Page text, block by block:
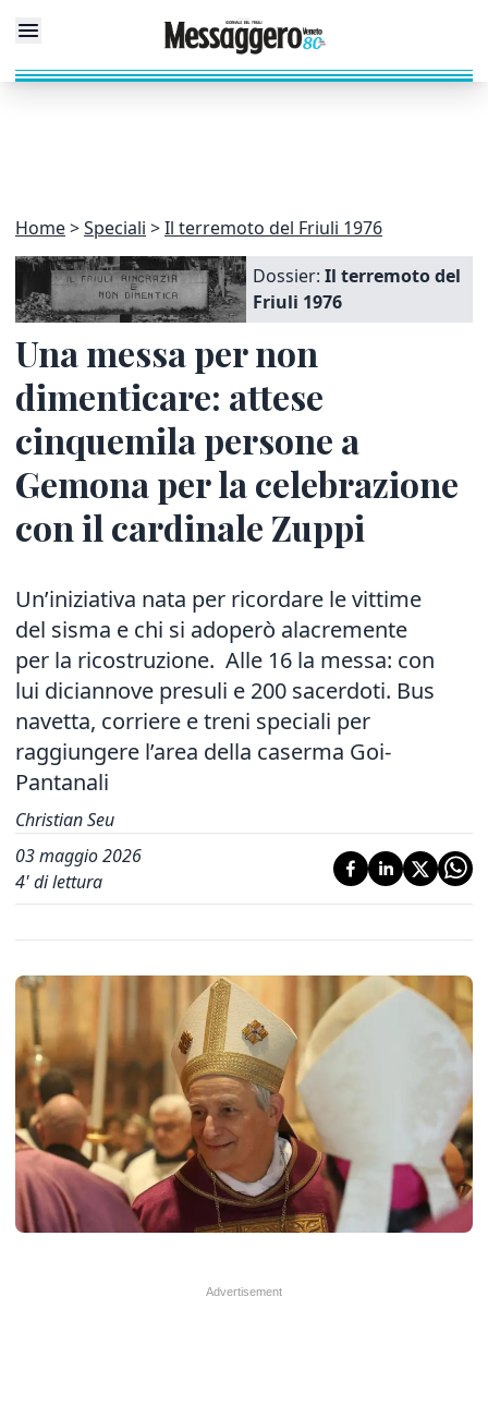
Home Speciali Il terremoto del Friuli 1976
Dossier:Il terremoto del
Friuli 1976
Una messa per non
dimenticare: attese
cinquemila persone a
Gemona per la celebrazione
con il cardinale Zuppi
Un’iniziativa nata per ricordare le vittime
del sisma e chi si adoperò alacremente
per la ricostruzione. Alle 16 la messa: con
lui diciannove presuli e 200 sacerdoti. Bus
navetta, corriere e treni speciali per
raggiungere l’area della caserma Goi-
Pantanali
Christian Seu
03 maggio 2026
4' di lettura